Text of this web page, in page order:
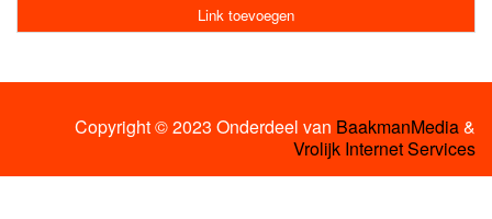
Link toevoegen
Copyright © 2023 Onderdeel van BaakmanMedia&
Vrolijk Internet Services